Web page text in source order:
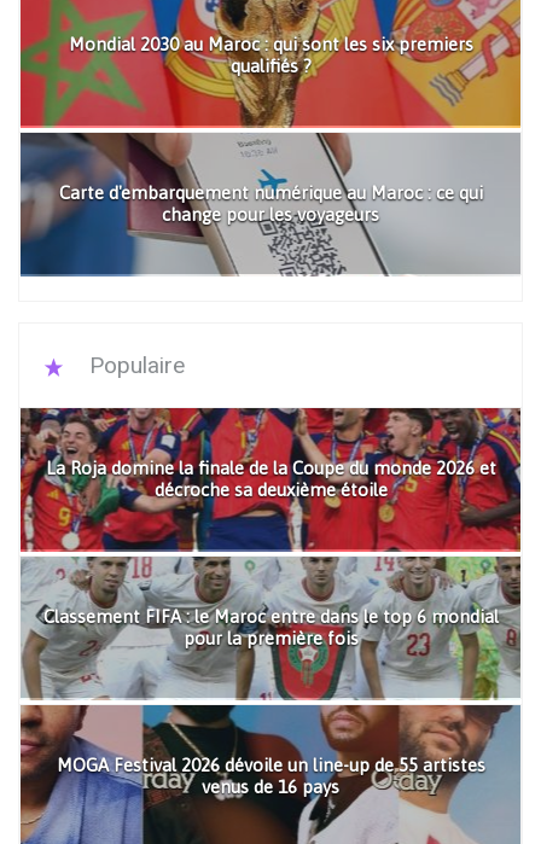
Mondial 2030 au Maroc : qui sont les six premiers
qualifiés ?
Carte d'embarquement numérique au Maroc : ce qui
change pour les voyageurs
Populaire
La Roja domine la finale de la Coupe du monde 2026 et
décroche sa deuxième étoile
Classement FIFA : le Maroc entre dans le top 6 mondial
pour la première fois
MOGA Festival 2026 dévoile un line-up de 55 artistes
venus de 16 pays